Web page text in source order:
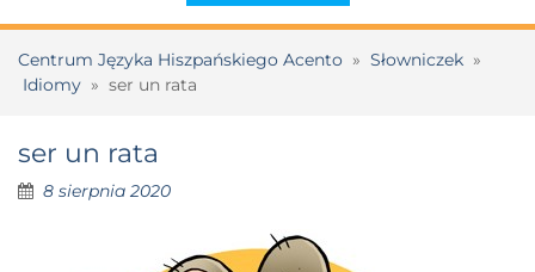
Centrum Języka Hiszpańskiego Acento » Słowniczek »
Idiomy » ser un rata
ser un rata
8 sierpnia 2020